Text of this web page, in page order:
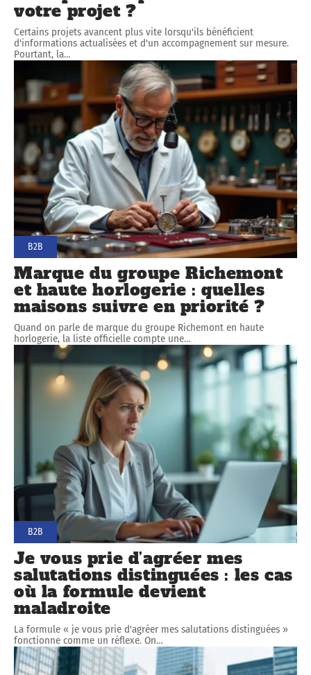
votre projet ?
Certains projets avancent plus vite lorsqu'ils bénéficient
d'informations actualisées et d'un accompagnement sur mesure.
Pourtant, la…
B2B
Marque du groupe Richemont
et haute horlogerie : quelles
maisons suivre en priorité ?
Quand on parle de marque du groupe Richemont en haute
horlogerie, la liste officielle compte une…
B2B
Je vous prie d’agréer mes
salutations distinguées : les cas
où la formule devient
maladroite
La formule « je vous prie d'agréer mes salutations distinguées »
fonctionne comme un réflexe. On…